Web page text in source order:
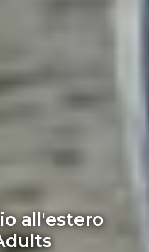
all'estero